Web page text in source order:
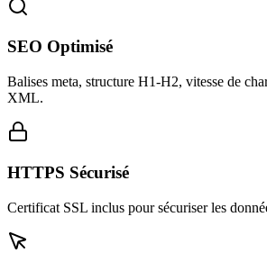
SEO Optimisé
Balises meta, structure H1-H2, vitesse de
XML.
HTTPS Sécurisé
Certificat SSL inclus pour sécuriser les